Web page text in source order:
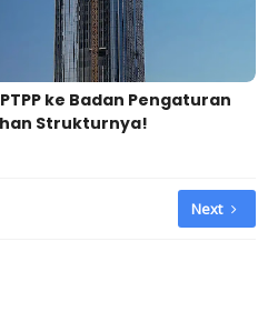
ke Badan Pengaturan
Strukturnya!
Next